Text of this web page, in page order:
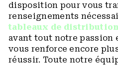
disposition pour vous
renseignements
tableaux de distribution
avant tout notre passion
vous renforce encore
réussir. Toute notre